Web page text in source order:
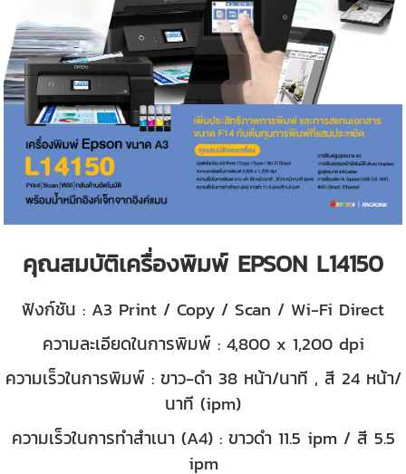
คุณสมบัติเครื่องพิมพ์ EPSON L14150
ฟังก์ชัน : A3 Print / Copy / Scan / Wi-Fi Direct
ความละเอียดในการพิมพ์ : 4,800 x 1,200 dpi
ความเร็วในการพิมพ์ : ขาว-ดำ 38 หน้า/นาที , สี 24 หน้า/
นาที (ipm)
ความเร็วในการทำสำเนา (A4) : ขาวดำ 11.5 ipm / สี 5.5
ipm